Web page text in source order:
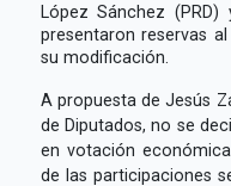
López Sánchez (PRD)
presentaron reservas
su modificación.
A propuesta de Jesús
de Diputados, no se
en votación
de las participaciones